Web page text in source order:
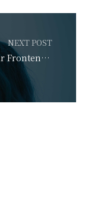
NEXT POST
Simple Tips to Secure Your Frontend Applications –